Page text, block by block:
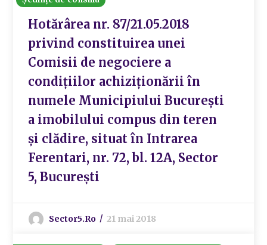
Hotărârea nr. 87/21.05.2018
privind constituirea unei
Comisii de negociere a
condițiilor achiziționării în
numele Municipiului București
a imobilului compus din teren
și clădire, situat în Intrarea
Ferentari, nr. 72, bl. 12A, Sector
5, București
Sector5.ro 21 mai 2018